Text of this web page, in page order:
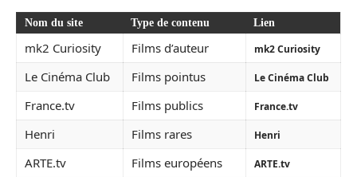
Nom du site Type de contenu Lien
mk2 Curiosity Films d’auteur mk2 Curiosity
Le Cinéma Club Films pointus Le Cinéma Club
France.tv Films publics France.tv
Henri Films rares Henri
ARTE.tv Films européens ARTE.tv